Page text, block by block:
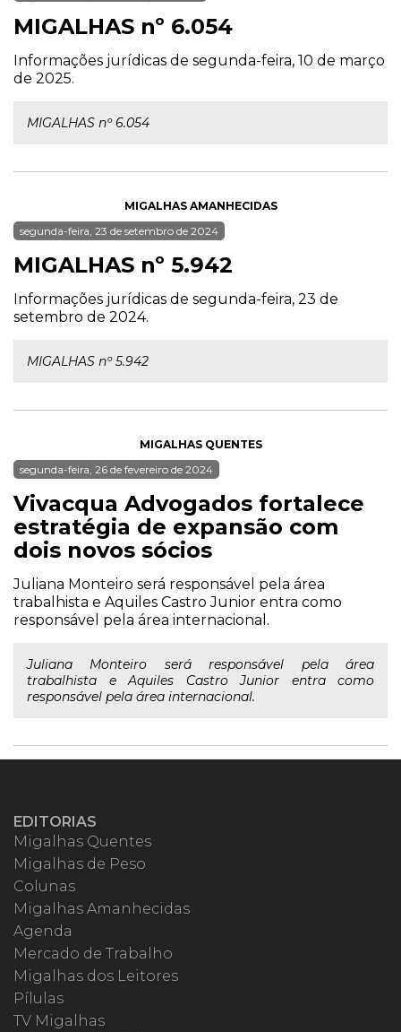
MIGALHAS nº 6.054
Informações jurídicas de segunda-feira, 10 de março
de 2025.
MIGALHAS nº 6.054
MIGALHAS AMANHECIDAS
segunda-feira, 23 de setembro de 2024
MIGALHAS nº 5.942
Informações jurídicas de segunda-feira, 23 de
setembro de 2024.
MIGALHAS nº 5.942
MIGALHAS QUENTES
segunda-feira, 26 de fevereiro de 2024
Vivacqua Advogados fortalece
estratégia de expansão com
dois novos sócios
Juliana Monteiro será responsável pela área
trabalhista e Aquiles Castro Junior entra como
responsável pela área internacional.
Juliana Monteiro será responsável pela área
trabalhista e Aquiles Castro Junior entra como
responsável pela área internacional.
EDITORIAS
Migalhas Quentes
Migalhas de Peso
Colunas
Migalhas Amanhecidas
Agenda
Mercado de Trabalho
Migalhas dos Leitores
Pílulas
TV Migalhas